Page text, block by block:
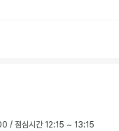
/ 점심시간 12:15 ~ 13:15